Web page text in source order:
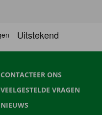
CONTACTEER ONS
VEELGESTELDE VRAGEN
NIEUWS